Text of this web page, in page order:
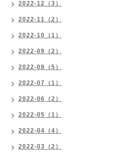
2022-12（3）
2022-11（2）
2022-10（1）
2022-09（2）
2022-08（5）
2022-07（1）
2022-06（2）
2022-05（1）
2022-04（4）
2022-03（2）